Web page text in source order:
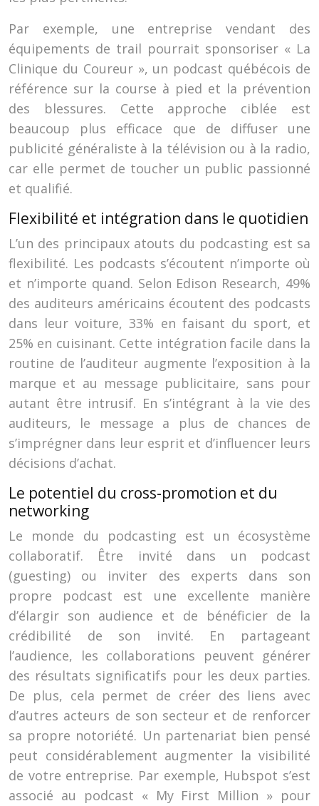
Par exemple, une entreprise vendant des
équipements de trail pourrait sponsoriser « La
Clinique du Coureur », un podcast québécois de
référence sur la course à pied et la prévention
des blessures. Cette approche ciblée est
beaucoup plus efficace que de diffuser une
publicité généraliste à la télévision ou à la radio,
car elle permet de toucher un public passionné
et qualifié.
Flexibilité et intégration dans le quotidien
L’un des principaux atouts du podcasting est sa
flexibilité. Les podcasts s’écoutent n’importe où
et n’importe quand. Selon Edison Research, 49%
des auditeurs américains écoutent des podcasts
dans leur voiture, 33% en faisant du sport, et
25% en cuisinant. Cette intégration facile dans la
routine de l’auditeur augmente l’exposition à la
marque et au message publicitaire, sans pour
autant être intrusif. En s’intégrant à la vie des
auditeurs, le message a plus de chances de
s’imprégner dans leur esprit et d’influencer leurs
décisions d’achat.
Le potentiel du cross-promotion et du
networking
Le monde du podcasting est un écosystème
collaboratif. Être invité dans un podcast
(guesting) ou inviter des experts dans son
propre podcast est une excellente manière
d’élargir son audience et de bénéficier de la
crédibilité de son invité. En partageant
l’audience, les collaborations peuvent générer
des résultats significatifs pour les deux parties.
De plus, cela permet de créer des liens avec
d’autres acteurs de son secteur et de renforcer
sa propre notoriété. Un partenariat bien pensé
peut considérablement augmenter la visibilité
de votre entreprise. Par exemple, Hubspot s’est
associé au podcast « My First Million » pour